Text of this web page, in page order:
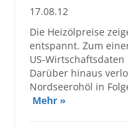
17.08.12
Die Heizölpreise
entspannt. Zum
US-
Darüber hinaus
Nordseerohöl in
Mehr »